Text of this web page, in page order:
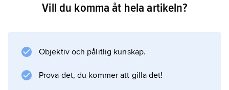
föreningar. För vissa vanliga kemikalier lever
dessa namn fortfarande kvar, t.ex. saltsyra,
koksalt, soda, ammoniak. Internationella
Vill du komma åt hela artikeln?
Objektiv och pålitlig kunskap.
Prova det, du kommer att gilla det!